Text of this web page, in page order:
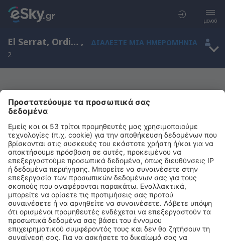
μενού
El Serrat, Ordino, Ανδόρρα ,
ΔΙΑΛΈΞΤΕ ΜΙΑ ΗΜΕΡΟΜΗΝΊΑ
2
Μας συγχωρείτε, δεν υπάρχουν
αποτελέσματα για την αναζήτησή σας
Προσπαθήστε να κάνετε αναζήτηση με διαφορετικά κριτήρια
Copyright © eSky.gr. Με την επιφύλαξη παντός νομίμου δικαιώματος.